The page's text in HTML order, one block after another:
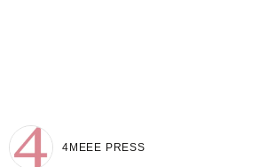
4MEEE PRESS